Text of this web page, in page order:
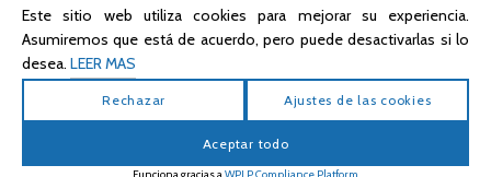
Este sitio web utiliza cookies para mejorar su experiencia.
Asumiremos que está de acuerdo, pero puede desactivarlas si lo
desea. LEER MAS
Rechazar Ajustes de las cookies
Aceptar todo